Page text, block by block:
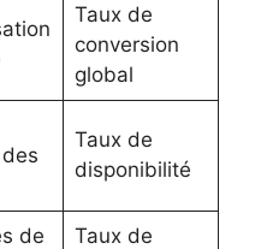
Taux de
conversion
global
Taux de
disponibilité
de
Taux de